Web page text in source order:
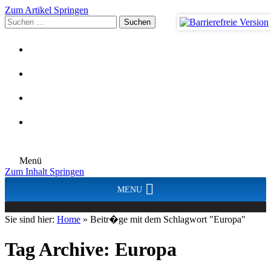
Zum Artikel Springen
Suchen
nach:
Menü
Zum Inhalt Springen
MENU
Sie sind hier: Home » Beitr�ge mit dem Schlagwort "Europa"
Tag Archive: Europa